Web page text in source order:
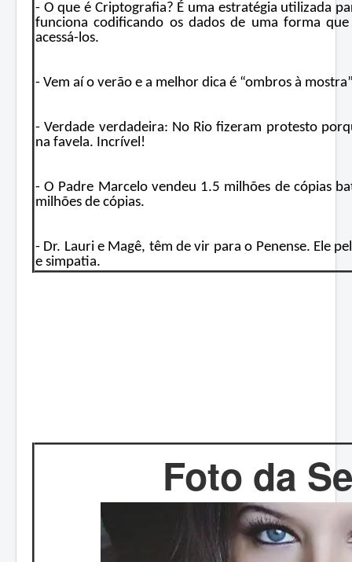
- O que é Criptografia? É uma estratégia utilizada
funciona codificando os dados de uma forma
acessá-los.
- Vem aí o verão e a melhor dica é “ombros à
- Verdade verdadeira: No Rio fizeram protesto
na favela. Incrível!
- O Padre Marcelo vendeu 1.5 milhões de cópias
milhões de cópias.
- Dr. Lauri e Magê, têm de vir para o Penense. Ele
e simpatia.
Foto da